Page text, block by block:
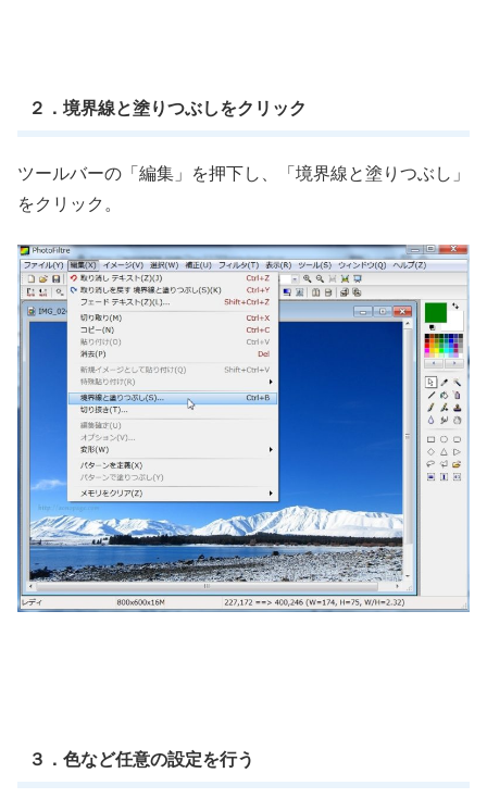
２．境界線と塗りつぶしをクリック
ツールバーの「編集」を押下し、「境界線と塗りつぶし」
をクリック。
３．色など任意の設定を行う